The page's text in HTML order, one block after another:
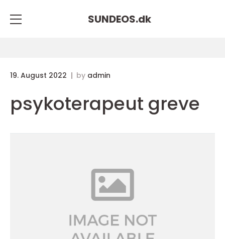
SUNDEOS.dk
19. August 2022 by admin
psykoterapeut greve